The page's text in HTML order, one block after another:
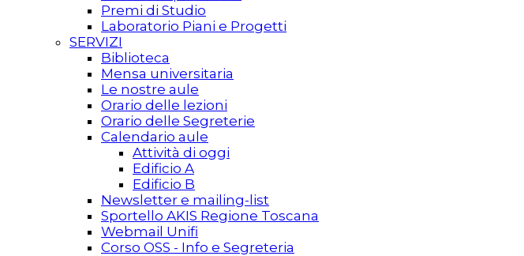
Premi di Studio
Laboratorio Piani e Progetti
SERVIZI
Biblioteca
Mensa universitaria
Le nostre aule
Orario delle lezioni
Orario delle Segreterie
Calendario aule
Attività di oggi
Edificio A
Edificio B
Newsletter e mailing-list
Sportello AKIS Regione Toscana
Webmail Unifi
Corso OSS - Info e Segreteria